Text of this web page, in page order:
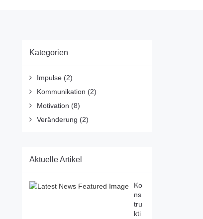
Kategorien
Impulse(2)
Kommunikation (2)
Motivation (8)
Veränderung (2)
Aktuelle Artikel
Ko
ns
tru
kti